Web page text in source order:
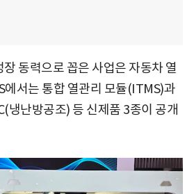
동력으로 꼽은 사업은 자동차 열
에서는 통합 열관리 모듈(ITMS)과
냉난방공조) 등 신제품 3종이 공개